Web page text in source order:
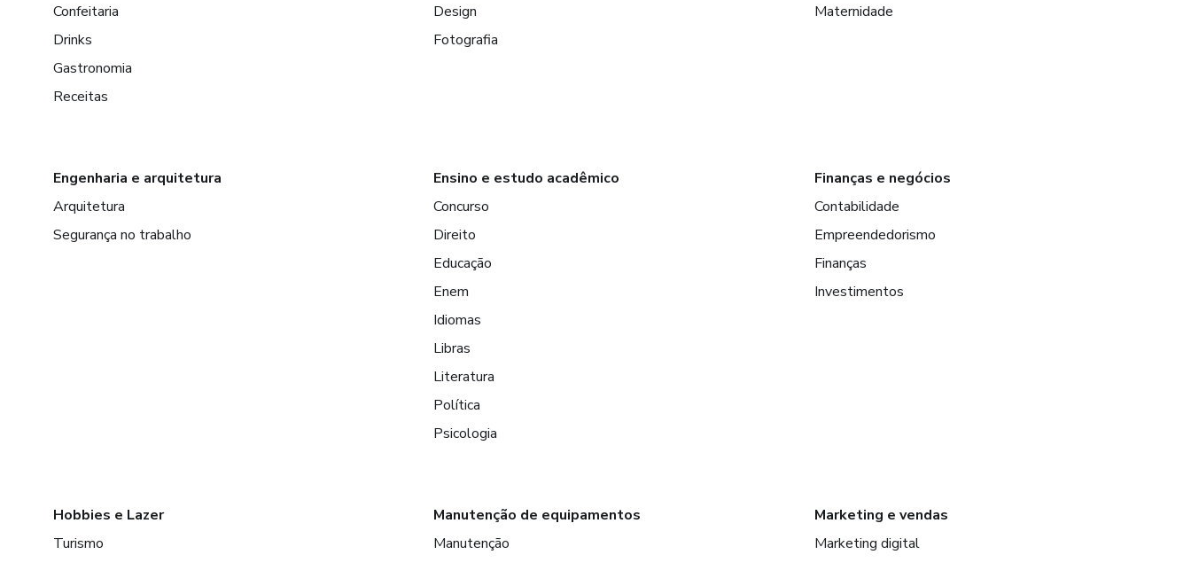
Confeitaria
Drinks
Gastronomia
Receitas
Design
Fotografia
Maternidade
Engenharia e arquitetura
Arquitetura
Segurança no trabalho
Ensino e estudo acadêmico
Concurso
Direito
Educação
Enem
Idiomas
Libras
Literatura
Política
Psicologia
Finanças e negócios
Contabilidade
Empreendedorismo
Finanças
Investimentos
Hobbies e Lazer
Turismo
Manutenção de equipamentos
Manutenção
Marketing e vendas
Marketing digital